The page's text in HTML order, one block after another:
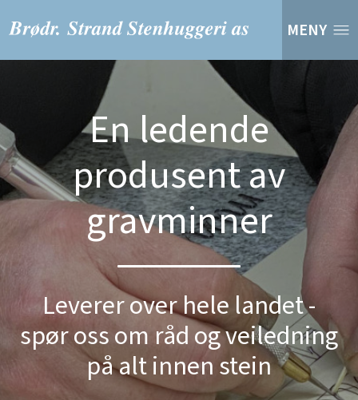
MENY
En ledende
produsent av
gravminner
Leverer over hele landet -
spør oss om råd og veiledning
på alt innen stein